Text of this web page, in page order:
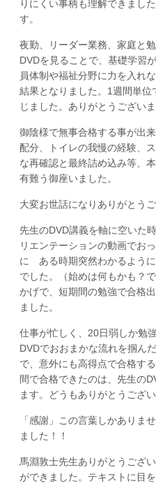
りにくい事柄も理解できまし
す。
夜勤、リーダー業務、家庭と
DVDを見ることで、基礎学習
員体制や福祉分野に力を入れ
結果となりました。1週間単
じました。ありがとうござい
御陰様で無事合格する事が出
配分、トイレの我慢の経験、
な再確認と最終詰め込み等、
有難う御座いました。
大変お世話になりありがとうご
先生のDVD講義を軸に空いた
リエンテーションの動画でお
に ある時期突然わかるよう
でした。（始めは何もかも？
かげで、短期間の勉強で合格
ました。
仕事が忙しく、20日弱しか勉
DVDでおおまかな流れを掴ん
で、意外にも高得点で合格す
間で合格できたのは、先生の
ます。どうもありがとうござい
「感謝」この言葉しかあり
ました！！
馬淵敦士先生ありがとうござ
ができました。テキストに目